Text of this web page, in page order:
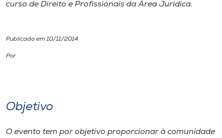
Cultura
CPA
curso de Direito e Profissionais da Área Jurídica.
Publicado em 10/11/2014
Por
Objetivo
O evento tem por objetivo proporcionar à comunidade